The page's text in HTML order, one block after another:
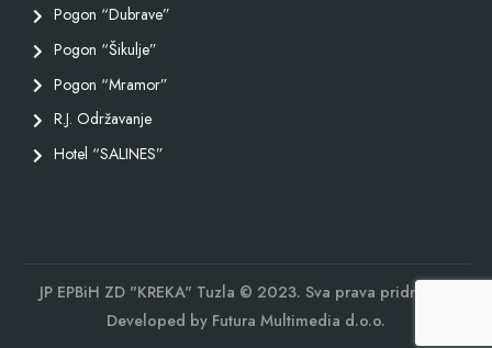
Pogon “Dubrave”
Pogon “Šikulje”
Pogon “Mramor”
R.J. Održavanje
Hotel “SALINES”
JP EPBiH ZD "KREKA" Tuzla © 2023. Sva prava pridržana.
Developed by Futura Multimedia d.o.o.